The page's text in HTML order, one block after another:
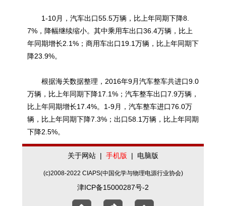
1-10月，汽车出口55.5万辆，比上年同期下降8.
7%，降幅继续缩小。其中乘用车出口36.4万辆，比上
年同期增长2.1%；商用车出口19.1万辆，比上年同期下
降23.9%。
根据海关数据整理，2016年9月汽车整车共进口9.0
万辆，比上年同期下降17.1%；汽车整车出口7.9万辆，
比上年同期增长17.4%。1-9月，汽车整车进口76.0万
辆，比上年同期下降7.3%；出口58.1万辆，比上年同期
下降2.5%。
关于网站 | 手机版 | 电脑版
(c)2008-2022 CIAPS(中国化学与物理电源行业协会)
津ICP备15000287号-2